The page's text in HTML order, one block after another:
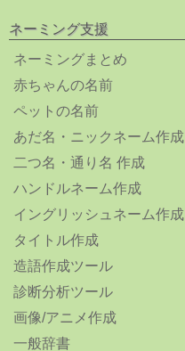
ネーミング支援
ネーミングまとめ
赤ちゃんの名前
ペットの名前
あだ名・ニックネーム作成
二つ名・通り名 作成
ハンドルネーム作成
イングリッシュネーム作成
タイトル作成
造語作成ツール
診断分析ツール
画像/アニメ作成
一般辞書